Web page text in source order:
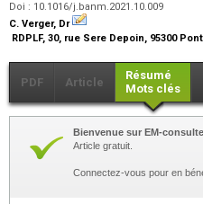
Doi : 10.1016/j.banm.2021.10.009
C. Verger, Dr
RDPLF, 30, rue Sere Depoin, 95300
PDF Article
Résumé
Mots clés
Bienvenue sur EM-
Article gratuit.
Connectez-vous pour en